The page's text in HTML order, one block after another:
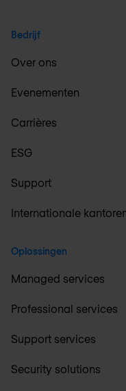
Bedrijf
Over ons
Evenementen
Carrières
ESG
Support
Internationale
Oplossingen
Managed services
Professional services
Support services
Security solutions